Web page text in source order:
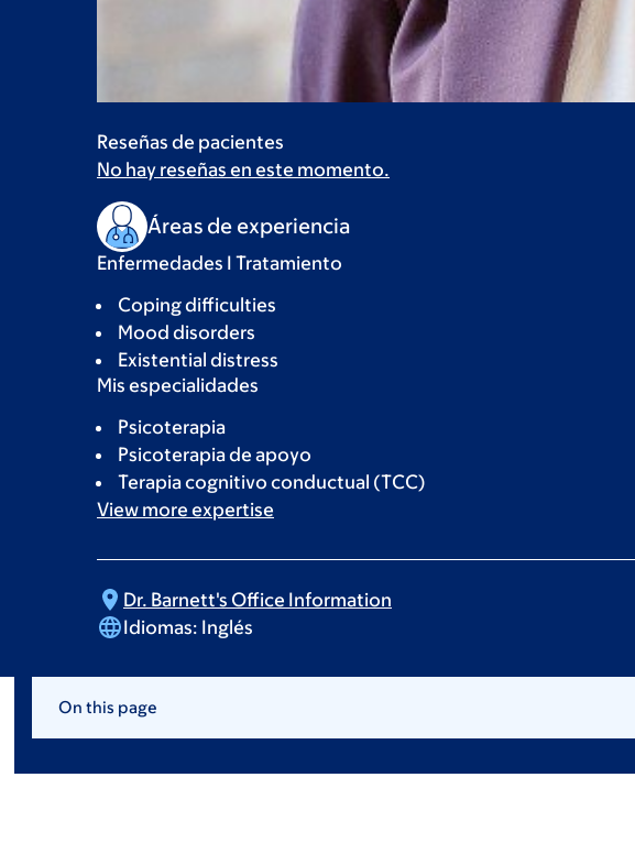
Reseñas de pacientes
No hay reseñas en este momento.
Áreas de experiencia
Enfermedades I Tratamiento
Coping difficulties
Mood disorders
Existential distress
Mis especialidades
Psicoterapia
Psicoterapia de apoyo
Terapia cognitivo conductual (TCC)
View more expertise
Dr. Barnett's Office Information
Idiomas: Inglés
On this page